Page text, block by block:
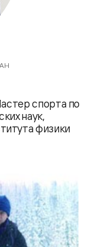
спорта по
наук,
физики